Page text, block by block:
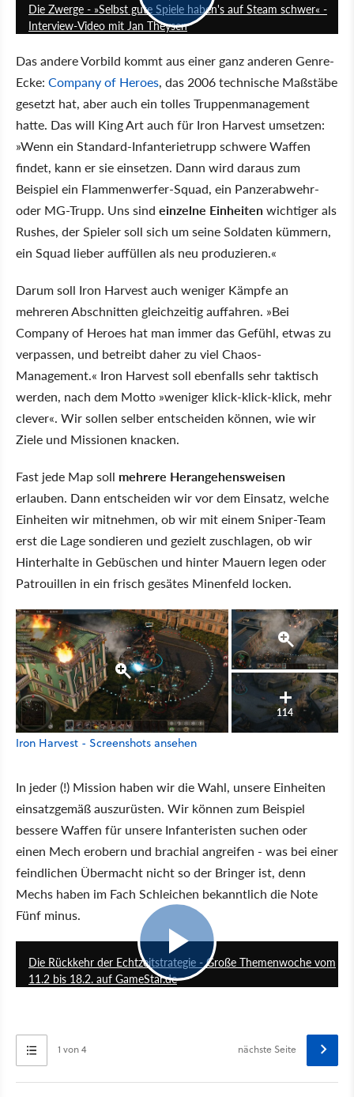
Die Zwerge - »Selbst gute Spiele haben's auf Steam schwer« -
Interview-Video mit Jan Theysen
Das andere Vorbild kommt aus einer ganz anderen Genre-
Ecke: Company of Heroes, das 2006 technische Maßstäbe
gesetzt hat, aber auch ein tolles Truppenmanagement
hatte. Das will King Art auch für Iron Harvest umsetzen:
»Wenn ein Standard-Infanterietrupp schwere Waffen
findet, kann er sie einsetzen. Dann wird daraus zum
Beispiel ein Flammenwerfer-Squad, ein Panzerabwehr-
oder MG-Trupp. Uns sind einzelne Einheitenwichtiger als
Rushes, der Spieler soll sich um seine Soldaten kümmern,
ein Squad lieber auffüllen als neu produzieren.«
Darum soll Iron Harvest auch weniger Kämpfe an
mehreren Abschnitten gleichzeitig auffahren. »Bei
Company of Heroes hat man immer das Gefühl, etwas zu
verpassen, und betreibt daher zu viel Chaos-
Management.« Iron Harvest soll ebenfalls sehr taktisch
werden, nach dem Motto »weniger klick-klick-klick, mehr
clever«. Wir sollen selber entscheiden können, wie wir
Ziele und Missionen knacken.
Fast jede Map soll mehrere Herangehensweisen
erlauben. Dann entscheiden wir vor dem Einsatz, welche
Einheiten wir mitnehmen, ob wir mit einem Sniper-Team
erst die Lage sondieren und gezielt zuschlagen, ob wir
Hinterhalte in Gebüschen und hinter Mauern legen oder
Patrouillen in ein frisch gesätes Minenfeld locken.
114
Iron Harvest - Screenshots ansehen
In jeder (!) Mission haben wir die Wahl, unsere Einheiten
einsatzgemäß auszurüsten. Wir können zum Beispiel
bessere Waffen für unsere Infanteristen suchen oder
einen Mech erobern und brachial angreifen - was bei einer
feindlichen Übermacht nicht so der Bringer ist, denn
Mechs haben im Fach Schleichen bekanntlich die Note
Fünf minus.
Die Rückkehr der Echtzeitstrategie - Große Themenwoche vom
11.2 bis 18.2. auf GameStar.de
1 von 4 nächste Seite